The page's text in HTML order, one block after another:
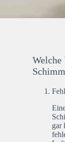
Welche
gar